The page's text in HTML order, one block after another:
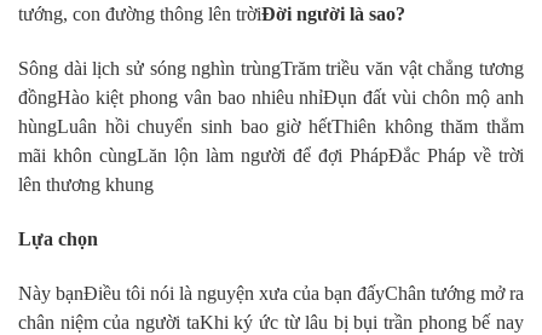
tướng, con đường thông lên trờiĐời người là sao?
Sông dài lịch sử sóng nghìn trùngTrăm triều văn vật chẳng tương
đồngHào kiệt phong vân bao nhiêu nhỉĐụn đất vùi chôn mộ anh
hùngLuân hồi chuyển sinh bao giờ hếtThiên không thăm thẳm
mãi khôn cùngLăn lộn làm người để đợi PhápĐắc Pháp về trời
lên thương khung
Lựa chọn
Này bạnĐiều tôi nói là nguyện xưa của bạn đấyChân tướng mở ra
chân niệm của người taKhi ký ức từ lâu bị bụi trần phong bế nay